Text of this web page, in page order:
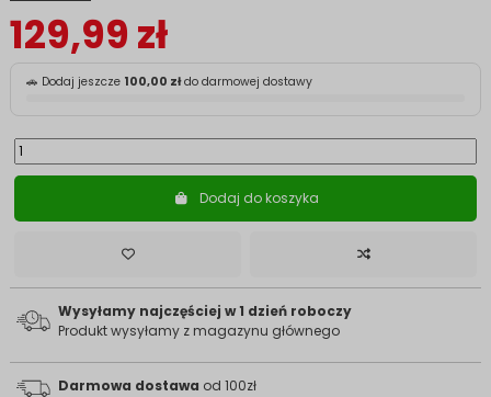
129,99 zł
🚗 Dodaj jeszcze 100,00 złdo darmowej dostawy
Dodaj do koszyka
Wysyłamy najczęściej w 1 dzień roboczy
Produkt wysyłamy z magazynu głównego
Darmowa dostawa od 100zł